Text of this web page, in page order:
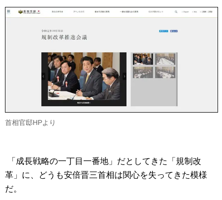
首相官邸HPより
「成長戦略の一丁目一番地」だとしてきた「規制改
革」に、どうも安倍晋三首相は関心を失ってきた模様
だ。